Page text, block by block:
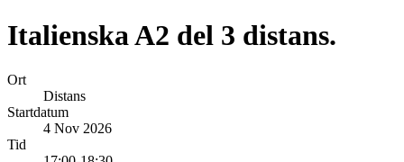
Italienska A2 del 3 distans.
Ort
Distans
Startdatum
4 Nov 2026
Tid